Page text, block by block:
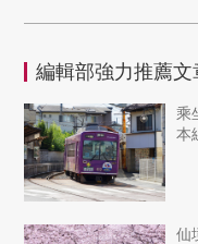
編輯部強力推薦文
乘
本
仙